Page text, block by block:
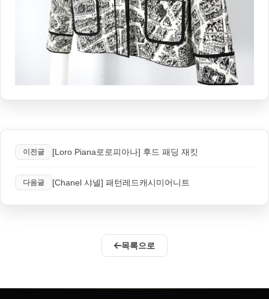
이전글 [Loro Piana로로피아나] 후드 패딩 재킷
다음글 [Chanel 샤넬] 패턴레드캐시미어니트
목록으로